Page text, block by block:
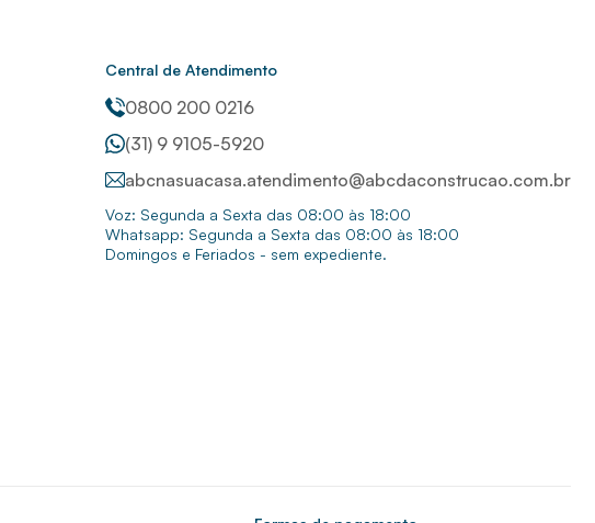
Central de Atendimento
0800 200 0216
(31) 9 9105-5920
abcnasuacasa.atendimento@abcdaconstrucao.com.br
Voz: Segunda a Sexta das 08:00 às 18:00
Whatsapp: Segunda a Sexta das 08:00 às 18:00
Domingos e Feriados - sem expediente.